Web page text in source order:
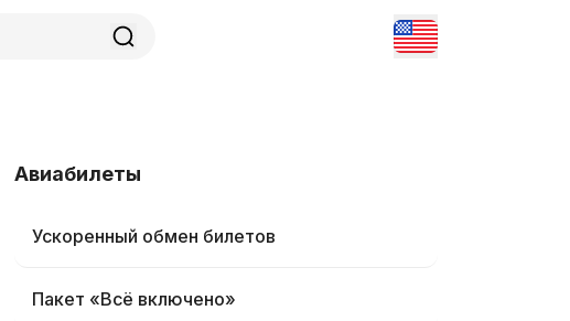
Авиабилеты
Ускоренный обмен билетов
Пакет «Всё включено»